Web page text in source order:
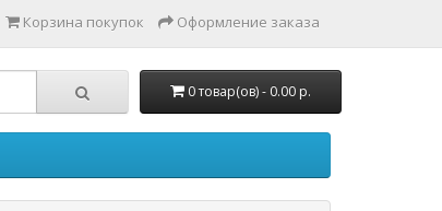
Корзина покупок Оформление заказа
0 товар(ов) - 0.00 р.